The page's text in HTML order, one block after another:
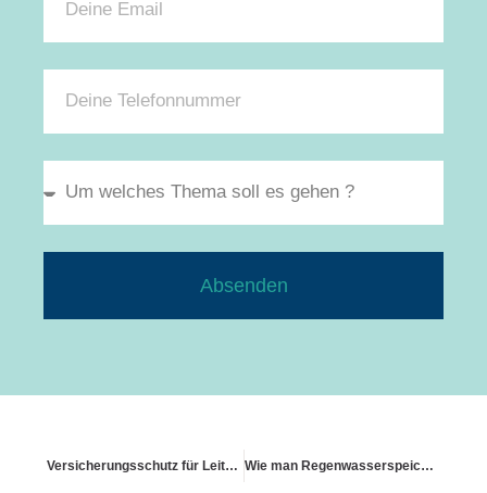
Absenden
Versicherungsschutz für Leitungswasser Wie man Regenwasserspeicher versichert